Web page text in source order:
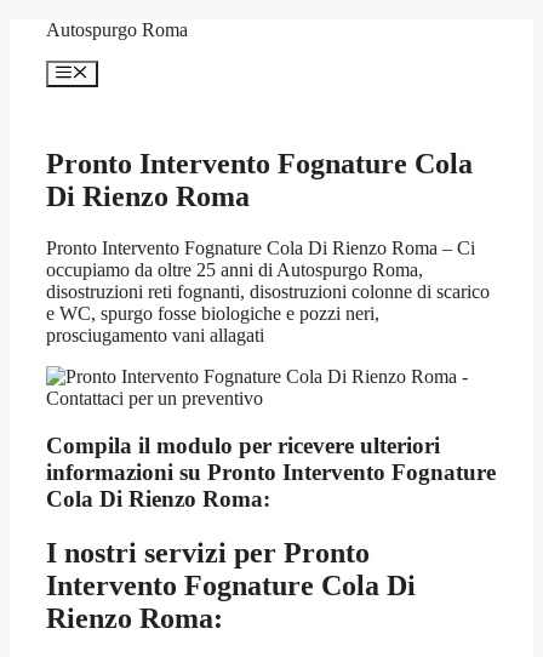
contenuto
Autospurgo Roma
Menu
Pronto Intervento Fognature Cola
Di Rienzo Roma
Pronto Intervento Fognature Cola Di Rienzo Roma – Ci
occupiamo da oltre 25 anni di Autospurgo Roma,
disostruzioni reti fognanti, disostruzioni colonne di scarico
e WC, spurgo fosse biologiche e pozzi neri,
prosciugamento vani allagati
Compila il modulo per ricevere ulteriori
informazioni su Pronto Intervento Fognature
Cola Di Rienzo Roma:
I nostri servizi per Pronto
Intervento Fognature Cola Di
Rienzo Roma: